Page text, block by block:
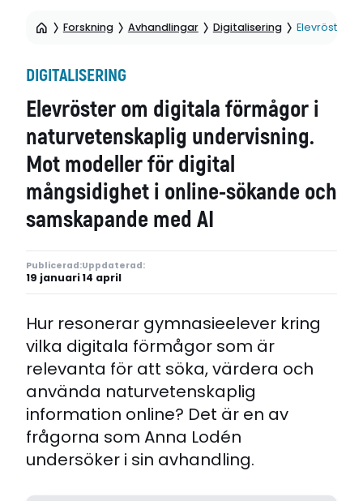
Forskning Avhandlingar Digitalisering Elevröster
DIGITALISERING
Elevröster om digitala förmågor i
naturvetenskaplig undervisning.
Mot modeller för digital
mångsidighet i online-sökande och
samskapande med AI
Publicerad:
19 januari
Uppdaterad:
14 april
Hur resonerar gymnasieelever kring
vilka digitala förmågor som är
relevanta för att söka, värdera och
använda naturvetenskaplig
information online? Det är en av
frågorna som Anna Lodén
undersöker i sin avhandling.